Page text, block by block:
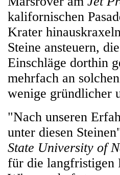
kalifornischen
Krater
Steine ansteuern,
Einschläge dorthin
mehrfach an
wenige gründlicher
"Nach unseren
unter diesen
State University of
für die langfristigen